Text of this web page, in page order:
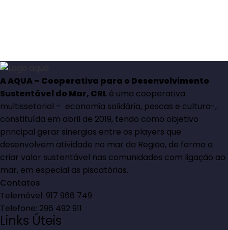
A AQUA – Cooperativa para o Desenvolvimento
Sustentável do Mar, CRL é uma cooperativa
multissetorial – economia solidária, pescas e cultura-,
constituída em abril de 2019, tendo como objetivo
principal gerar sinergias entre os players que
desenvolvem atividade no mar da Região, de forma a
criar valor sustentável nas comunidades com ligação ao
mar, em especial as piscatórias.
Contatos
Telemóvel: 917 966 749
Telefone: 296 492 911
Links Úteis